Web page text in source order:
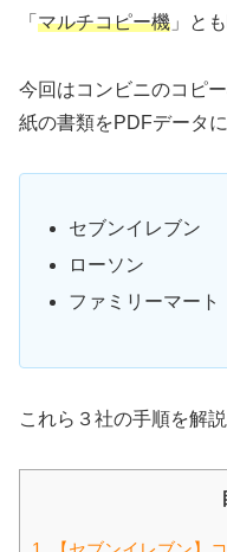
「 マルチコピー機 」と
今回はコンビニのコピ
紙の書類をPDFデータ
セブンイレブン
ローソン
ファミリーマート
これら３社の手順を解